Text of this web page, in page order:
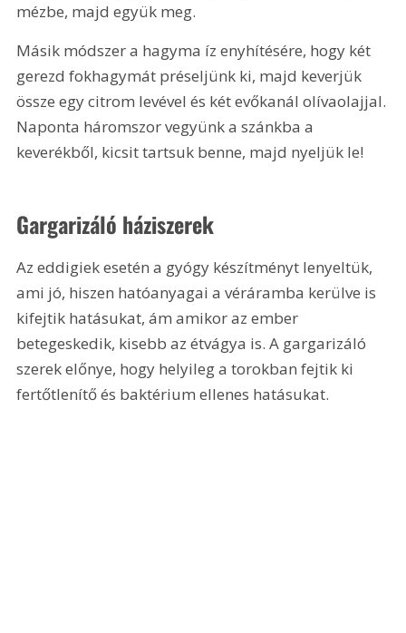
mézbe, majd együk meg.
Másik módszer a hagyma íz enyhítésére, hogy két
gerezd fokhagymát préseljünk ki, majd keverjük
össze egy citrom levével és két evőkanál olívaolajjal.
Naponta háromszor vegyünk a szánkba a
keverékből, kicsit tartsuk benne, majd nyeljük le!
Gargarizáló háziszerek
Az eddigiek esetén a gyógy készítményt lenyeltük,
ami jó, hiszen hatóanyagai a véráramba kerülve is
kifejtik hatásukat, ám amikor az ember
betegeskedik, kisebb az étvágya is. A gargarizáló
szerek előnye, hogy helyileg a torokban fejtik ki
fertőtlenítő és baktérium ellenes hatásukat.